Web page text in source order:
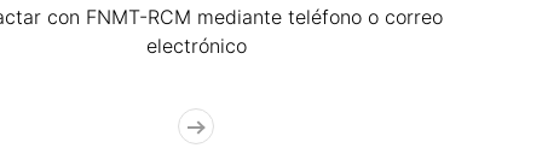
con FNMT-RCM mediante teléfono o correo
electrónico